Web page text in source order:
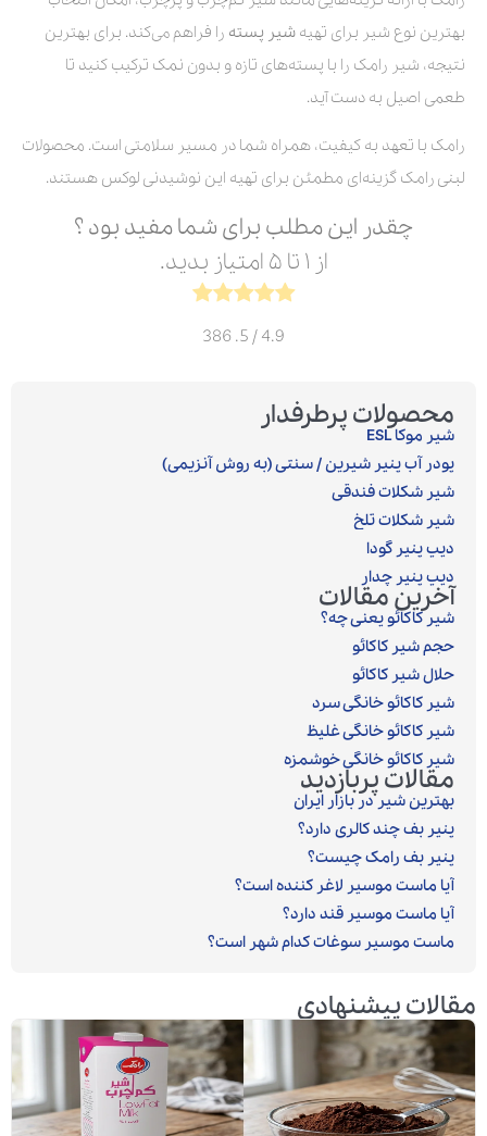
بهترین نوع شیر برای تهیه شیر پسته را فراهم می‌کند. برای بهترین
نتیجه، شیر رامک را با پسته‌های تازه و بدون نمک ترکیب کنید تا
طعمی اصیل به دست آید.
رامک با تعهد به کیفیت، همراه شما در مسیر سلامتی است. محصولات
لبنی رامک گزینه‌ای مطمئن برای تهیه این نوشیدنی لوکس هستند.
چقدر این مطلب برای شما مفید بود ؟
از ۱ تا ۵ امتیاز بدید.
4.9
/ 5.
386
محصولات پرطرفدار
شیر موکا ESL
پودر آب پنیر شیرین / سنتی (به روش آنزیمی)‎
شیر شکلات فندقی
شیر شکلات تلخ
دیپ پنیر گودا
دیپ پنیر چدار
آخرین مقالات
شیر کاکائو یعنی چه؟
حجم شیر کاکائو
حلال شیر کاکائو
شیر کاکائو خانگی سرد
شیر کاکائو خانگی غلیظ
شیر کاکائو خانگی خوشمزه
مقالات پربازدید
بهترین شیر در بازار ایران
پنیر بف چند کالری دارد؟
پنیر بف رامک چیست؟
آیا ماست موسیر لاغر کننده است؟
آیا ماست موسیر قند دارد؟
ماست موسیر سوغات کدام شهر است؟
مقالات پیشنهادی